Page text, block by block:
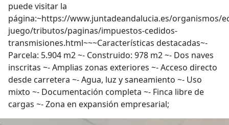
puede visitar la
página:~https://www.juntadeandalucia.es/
juego/tributos/paginas/impuestos-cedidos-
transmisiones.html~~~Características destacadas~-
Parcela: 5.904 m2 ~- Construido: 978 m2 ~- Dos naves
inscritas ~- Amplias zonas exteriores ~- Acceso directo
desde carretera ~- Agua, luz y saneamiento ~- Uso
mixto ~- Documentación completa ~- Finca libre de
cargas ~- Zona en expansión empresarial;